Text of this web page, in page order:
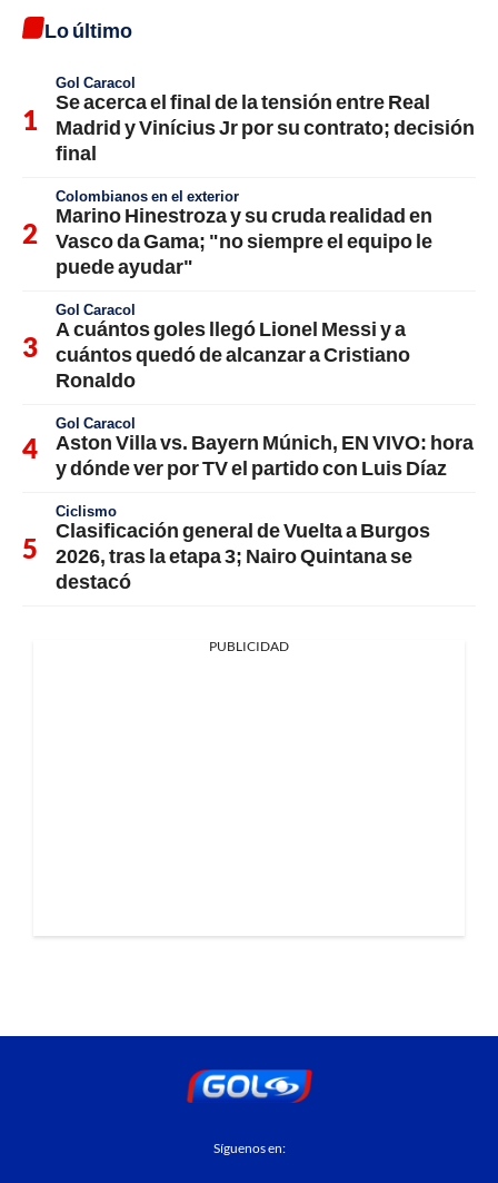
Lo último
Gol Caracol
Se acerca el final de la tensión entre Real
Madrid y Vinícius Jr por su contrato; decisión
final
Colombianos en el exterior
Marino Hinestroza y su cruda realidad en
Vasco da Gama; "no siempre el equipo le
puede ayudar"
Gol Caracol
A cuántos goles llegó Lionel Messi y a
cuántos quedó de alcanzar a Cristiano
Ronaldo
Gol Caracol
Aston Villa vs. Bayern Múnich, EN VIVO: hora
y dónde ver por TV el partido con Luis Díaz
Ciclismo
Clasificación general de Vuelta a Burgos
2026, tras la etapa 3; Nairo Quintana se
destacó
PUBLICIDAD
Síguenos en: